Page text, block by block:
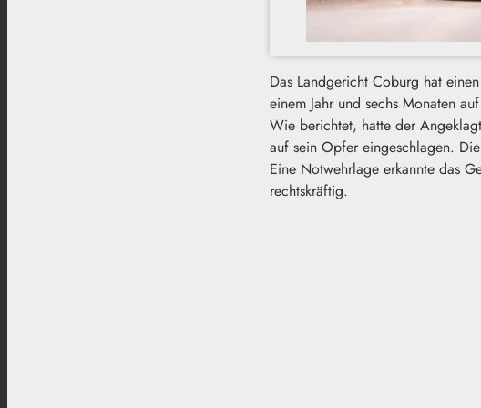
Das Landgericht Coburg hat
einem Jahr und sechs Monaten
Wie berichtet, hatte der
auf sein Opfer eingeschlagen.
Eine Notwehrlage erkannte das
rechtskräftig.